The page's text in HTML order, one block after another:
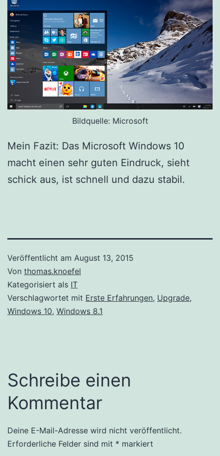
Bildquelle: Microsoft
Mein Fazit: Das Microsoft Windows 10
macht einen sehr guten Eindruck, sieht
schick aus, ist schnell und dazu stabil.
Veröffentlicht am August 13, 2015
Von thomas.knoefel
Kategorisiert als IT
Verschlagwortet mit Erste Erfahrungen, Upgrade,
Windows 10, Windows 8.1
Schreibe einen
Kommentar
Deine E-Mail-Adresse wird nicht veröffentlicht.
Erforderliche Felder sind mit * markiert
Alternative: